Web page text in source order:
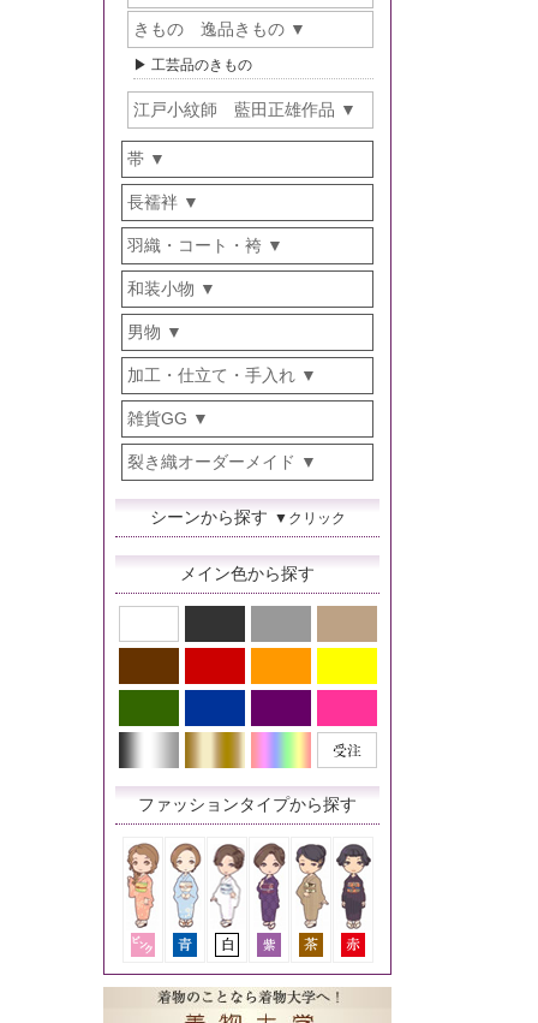
きもの 逸品きもの
工芸品のきもの
江戸小紋師 藍田正雄作品
帯
長襦袢
羽織・コート・袴
和装小物
男物
加工・仕立て・手入れ
雑貨GG
裂き織オーダーメイド
シーンから探す ▼クリック
メイン色から探す
ファッションタイプから探す